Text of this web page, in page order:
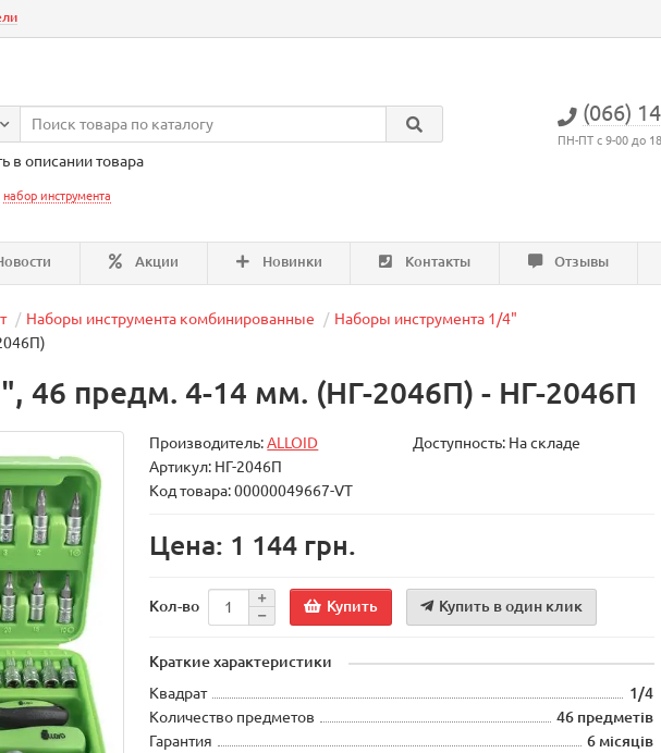
(066)
ПН-ПТ с 9-00 до
в описании товара
набор инструмента
Акции Новинки Контакты Отзывы
Наборы инструмента комбинированные
Наборы инструмента 1/4"
46 предм. 4-14 мм. (НГ-2046П) - НГ-2046П
Производитель:ALLOID
Доступность: На складе
Артикул: НГ-2046П
Код товара: 00000049667-VT
Цена: 1 144 грн.
Кол-во Купить Купить в один клик
Краткие характеристики
Квадрат
1/4
Количество предметов
46 предметів
Гарантия
6 місяців